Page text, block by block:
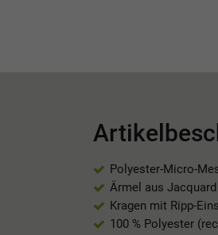
Polyester-Micro-
Ärmel aus Jacquard
Kragen mit Ripp-
100 % Polyester